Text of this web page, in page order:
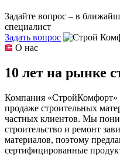
Задайте вопрос – в
специалист
Задать вопрос
О нас
10 лет на рынке
Компания «СтройКомфорт»
продаже строительных
частных клиентов. Мы
строительство и ремонт
материалов, поэтому
сертифицированные